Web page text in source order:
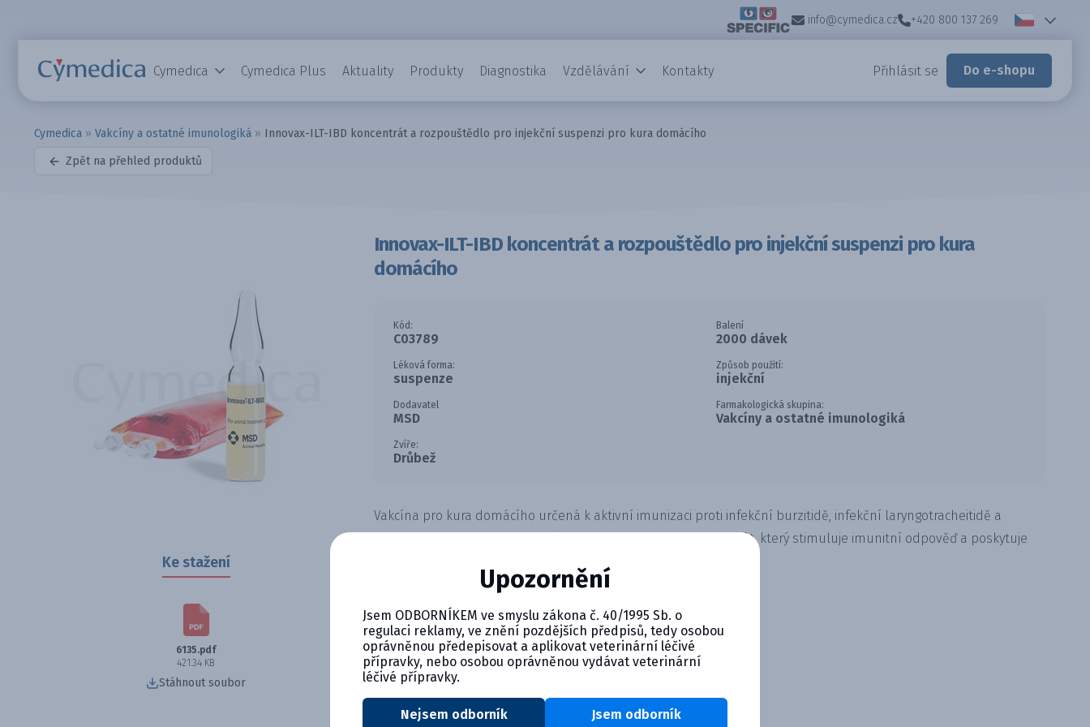
info@cymedica.cz +420 800 137 269
Cymedica Cymedica Plus Aktuality Produkty Diagnostika Vzdělávání Kontakty Přihlásit se Do e-shopu
Cymedica » Vakcíny a ostatné imunologiká » Innovax-ILT-IBD koncentrát a rozpouštědlo pro injekční suspenzi pro kura domácího
Zpět na přehled produktů
Ke stažení
6135.pdf
421.34 KB
Stáhnout soubor
Innovax-ILT-IBD koncentrát a rozpouštědlo pro injekční suspenzi pro kura
domácího
Kód:
C03789
Balení
2000 dávek
Léková forma:
suspenze
Způsob použití:
injekční
Dodavatel
MSD
Farmakologická skupina:
Vakcíny a ostatné imunologiká
Zvíře:
Drůbež
Vakcína pro kura domácího určená k aktivní imunizaci proti infekční burzitidě, infekční laryngotracheitidě a
Markově chorobě. Obsahuje živý rekombinantní herpesvirus krůt, který stimuluje imunitní odpověď a poskytuje
Upozornění
Jsem ODBORNÍKEM ve smyslu zákona č. 40/1995 Sb. o
regulaci reklamy, ve znění pozdějších předpisů, tedy osobou
oprávněnou předepisovat a aplikovat veterinární léčivé
přípravky, nebo osobou oprávněnou vydávat veterinární
léčivé přípravky.
Nejsem odborník Jsem odborník